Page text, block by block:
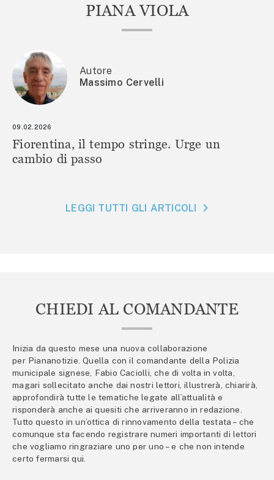
PIANA VIOLA
Autore
Massimo Cervelli
09.02.2026
Fiorentina, il tempo stringe. Urge un
cambio di passo
LEGGI TUTTI GLI ARTICOLI
CHIEDI AL COMANDANTE
Inizia da questo mese una nuova collaborazione
per Piananotizie. Quella con il comandante della Polizia
municipale signese, Fabio Caciolli, che di volta in volta,
magari sollecitato anche dai nostri lettori, illustrerà, chiarirà,
approfondirà tutte le tematiche legate all’attualità e
risponderà anche ai quesiti che arriveranno in redazione.
Tutto questo in un’ottica di rinnovamento della testata – che
comunque sta facendo registrare numeri importanti di lettori
che vogliamo ringraziare uno per uno – e che non intende
certo fermarsi qui.